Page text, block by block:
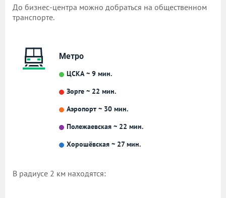
До бизнес-центра можно добраться на общественном
транспорте.
Метро
ЦСКА ~ 9 мин.
Зорге ~ 22 мин.
Аэропорт ~ 30 мин.
Полежаевская ~ 22 мин.
Хорошёвская ~ 27 мин.
В радиусе 2 км находятся: